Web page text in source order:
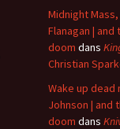
Midnight
Flanagan |
doom dans
Christian
Wake up dead
Johnson | and
doom dans